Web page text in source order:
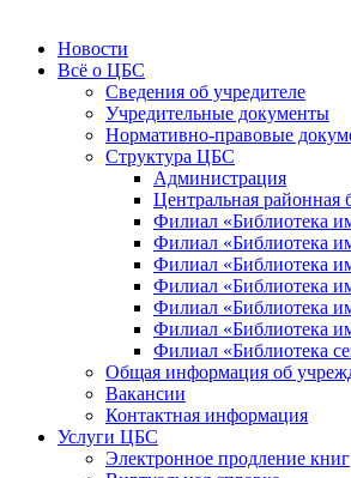
Новости
Всё о ЦБС
Сведения об учредителе
Учредительные документы
Нормативно-правовые
Структура ЦБС
Администрация
Центральная
Филиал «Библиотека
Филиал «Библиотека
Филиал «Библиотека
Филиал «Библиотека
Филиал «Библиотека
Филиал «Библиотека
Филиал «Библиотека
Общая информация об
Вакансии
Контактная информация
Услуги ЦБС
Электронное продление книг